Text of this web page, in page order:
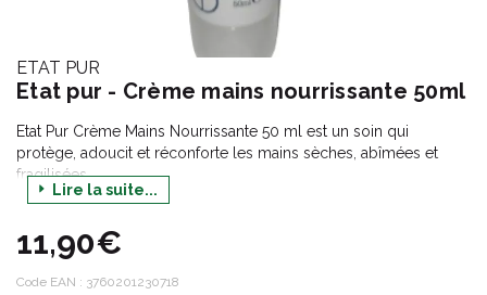
ETAT PUR
Etat pur - Crème mains nourrissante 50ml
Etat Pur Crème Mains Nourrissante 50 ml est un soin qui
protège, adoucit et réconforte les mains sèches, abîmées et
fragilisées.
Ses ingrédients biomimétiques, inspirés des composants
leur degré de pureté et leur parfaite affinité avec la peau, pour lui
donner juste ce dont elle a besoin.
Lire la suite...
11,90€
Code EAN : 3760201230718